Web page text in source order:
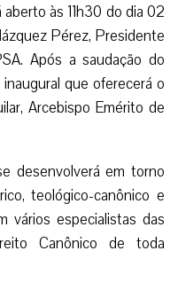
às 11h30 do dia 02
Pérez, Presidente
Após a saudação do
que oferecerá o
Arcebispo Emérito de
desenvolverá em torno
teológico-canônico e
vários especialistas das
Canônico de toda